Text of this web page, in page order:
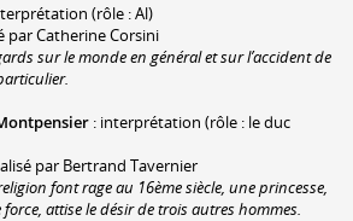
(rôle : Al)
par Catherine Corsini
sur le monde en général et sur l’accident de
: interprétation (rôle : le duc
par Bertrand Tavernier
font rage au 16ème siècle, une princesse,
attise le désir de trois autres hommes.